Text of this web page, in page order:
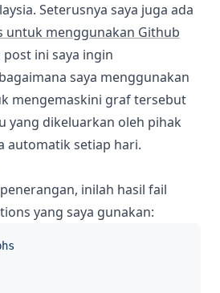
Seterusnya saya juga ada
untuk menggunakan Github
post ini saya ingin
saya menggunakan
mengemaskini graf tersebut
yang dikeluarkan oleh pihak
automatik setiap hari.
inilah hasil fail
yang saya gunakan: